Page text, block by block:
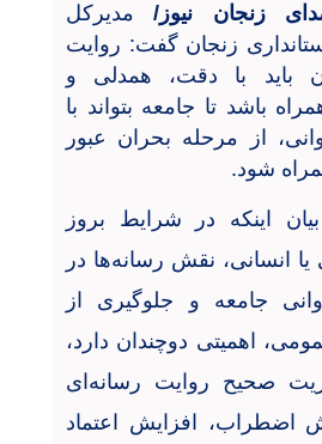
زنجان نیوز/مدیرکل
زنجان گفت: روایت
باید با دقت، همدلی و
باشد تا جامعه بتواند با
از مرحله بحران عبور
شود.
اینکه در شرایط بروز
انسانی، نقش رسانه‌ها در
جامعه و جلوگیری از
اهمیتی دوچندان دارد،
صحیح روایت رسانه‌ای
اضطراب، افزایش اعتماد